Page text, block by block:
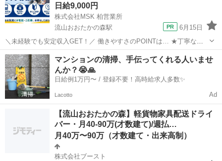
日給9,000円
株式会社MSK 柏営業所
流山おおたかの森駅
6月15日
＼未経験でも安定収入GET！／ 働きやすさのPOINTは… ★丁寧な研
修があるので未経験でも安心！ ★学生～定年後の60代の方まで幅広く
活躍中！ ＼はじめての警備は【株式会社MSK】で！／ 当社は関東を
中心に、 全国各地で...
千葉 流山市 流山おおたかの森駅 警備員 定年
マンションの清掃、手伝ってくれる人いませ
んか？😭🙏
日給例1万円〜 / 登録不要！高時給求人多数✨
Lacotto Ad
【流山おおたかの森】軽貨物家具配送ドライ
バー・月40-90万(才数建て)/週払…
月40万〜90万（才数建て・出来高制）
株式会社ブースト